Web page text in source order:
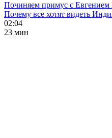
Починяем примус с
Почему все хотят видеть
02:04
23 мин